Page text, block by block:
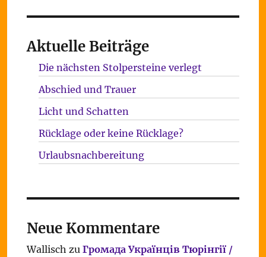
Aktuelle Beiträge
Die nächsten Stolpersteine verlegt
Abschied und Trauer
Licht und Schatten
Rücklage oder keine Rücklage?
Urlaubsnachbereitung
Neue Kommentare
Wallisch zu Громада Українців Тюрінгії /